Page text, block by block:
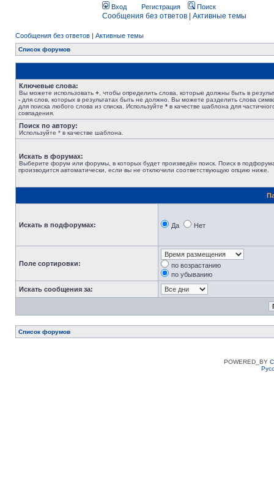
Вход Регистрация Поиск
Сообщения без ответов Активные темы
Сообщения без ответов | Активные темы
Список форумов
Ключевые слова:
Вы можете использовать + , чтобы определить слова, которые должны быть в
- для слов, которых в результатах быть не должно. Вы можете разделить слова
для поиска любого слова из списка. Используйте * в качестве шаблона для
совпадения.
Поиск по автору:
Используйте * в качестве шаблона.
Искать в форумах:
Выберите форум или форумы, в которых будет произведён поиск. Поиск в
производится автоматически, если вы не отключили соответствующую опцию ниже.
Искать в подфорумах: Да Нет
Поле сортировки:
по возрастанию
по убыванию
Искать сообщения за:
Список форумов
POWERED_BY